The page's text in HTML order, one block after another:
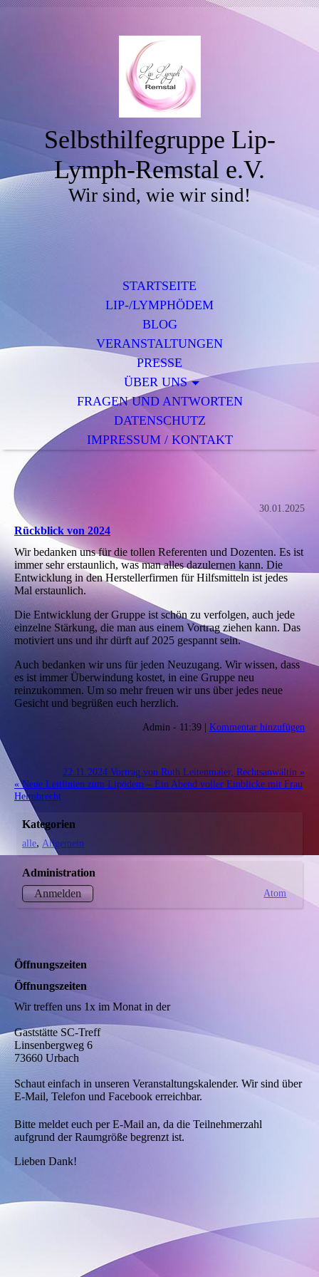
Selbsthilfegruppe Lip-
Lymph-Remstal e.V.
Wir sind, wie wir sind!
STARTSEITE
LIP-/LYMPHÖDEM
BLOG
VERANSTALTUNGEN
PRESSE
ÜBER UNS
FRAGEN UND ANTWORTEN
DATENSCHUTZ
IMPRESSUM / KONTAKT
30.01.2025
Rückblick von 2024
Wir bedanken uns für die tollen Referenten und Dozenten. Es ist
immer sehr erstaunlich, was man alles dazulernen kann. Die
Entwicklung in den Herstellerfirmen für Hilfsmitteln ist jedes
Mal erstaunlich.
Die Entwicklung der Gruppe ist schön zu verfolgen, auch jede
einzelne Stärkung, die man aus einem Vortrag ziehen kann. Das
motiviert uns und ihr dürft auf 2025 gespannt sein.
Auch bedanken wir uns für jeden Neuzugang. Wir wissen, dass
es ist immer Überwindung kostet, in eine Gruppe neu
reinzukommen. Um so mehr freuen wir uns über jedes neue
Gesicht und begrüßen euch herzlich.
Admin - 11:39 | Kommentar hinzufügen
22.11.2024 Vortrag von Ruth Leitenmaier, Rechtsanwältin »
« Neue Leitlinien zum Lipödem – Ein Abend voller Einblicke mit Frau
Helmbrecht
Kategorien
alle Allgemein
Administration
Anmelden
Atom
Öffnungszeiten
Öffnungszeiten
Wir treffen uns 1x im Monat in der
Gaststätte SC-Treff
Linsenbergweg 6
73660 Urbach
Schaut einfach in unseren Veranstaltungskalender. Wir sind über
E-Mail, Telefon und Facebook erreichbar.
Bitte meldet euch per E-Mail an, da die Teilnehmerzahl
aufgrund der Raumgröße begrenzt ist.
Lieben Dank!